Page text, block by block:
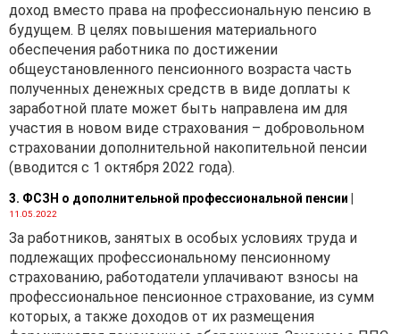
доход вместо права на профессиональную пенсию в
будущем. В целях повышения материального
обеспечения работника по достижении
общеустановленного пенсионного возраста часть
полученных денежных средств в виде доплаты к
заработной плате может быть направлена им для
участия в новом виде страхования – добровольном
страховании дополнительной накопительной пенсии
(вводится с 1 октября 2022 года).
3. ФСЗН о дополнительной профессиональной пенсии
11.05.2022
За работников, занятых в особых условиях труда и
подлежащих профессиональному пенсионному
страхованию, работодатели уплачивают взносы на
профессиональное пенсионное страхование, из сумм
которых, а также доходов от их размещения